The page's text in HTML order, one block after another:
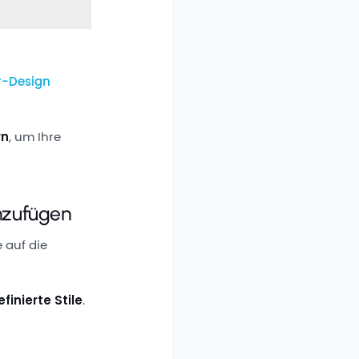
Design
, um Ihre
auf die
Stile.